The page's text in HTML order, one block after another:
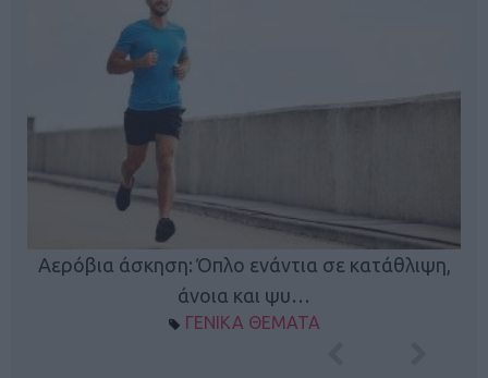
Αερόβια άσκηση: Όπλο ενάντια σε κατάθλιψη,
άνοια και ψυ…
ΓΕΝΙΚΑ ΘΕΜΑΤΑ